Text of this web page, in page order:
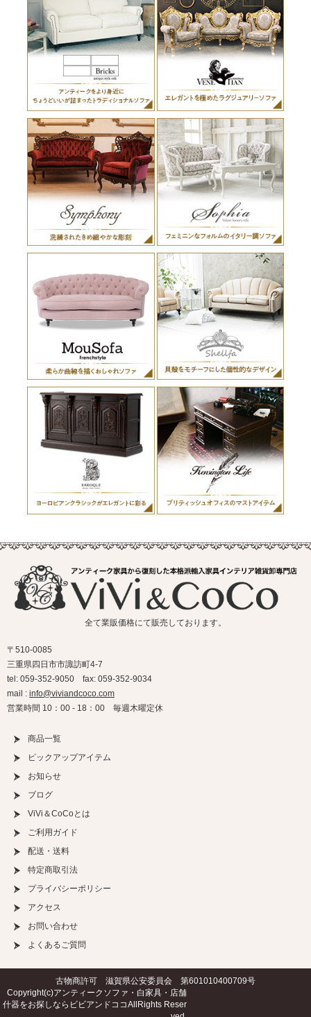
全て業販価格にて販売しております。
〒510-0085
三重県四日市市諏訪町4-7
tel: 059-352-9050 fax: 059-352-9034
mail : info@viviandcoco.com
営業時間 10：00 - 18：00 毎週木曜定休
商品一覧
ピックアップアイテム
お知らせ
ブログ
ViVi＆CoCoとは
ご利用ガイド
配送・送料
特定商取引法
プライバシーポリシー
アクセス
お問い合わせ
よくあるご質問
古物商許可 滋賀県公安委員会 第601010400709号
Copyright(c)アンティークソファ・白家具・店舗
什器をお探しならビビアンドココAllRights Reser